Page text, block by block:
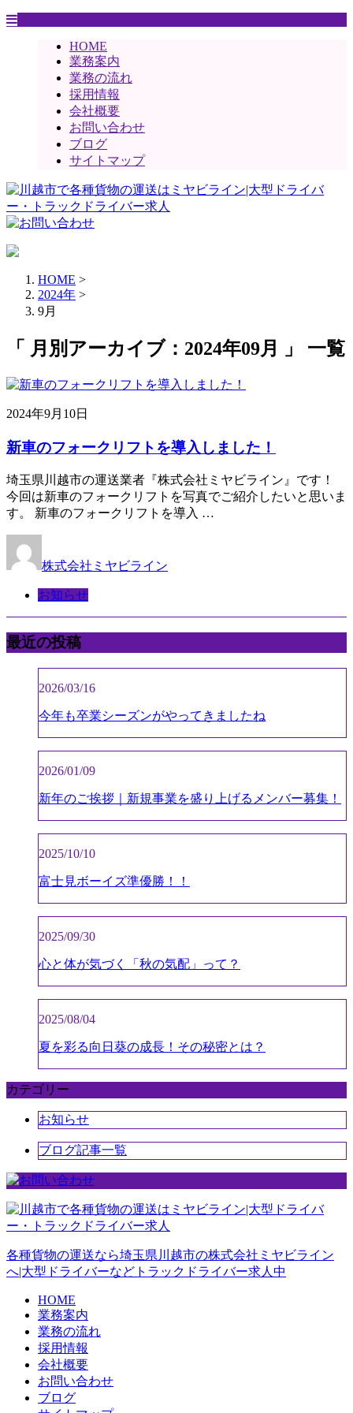
HOME
業務案内
業務の流れ
採用情報
会社概要
お問い合わせ
ブログ
サイトマップ
HOME >
2024年 >
9月
「 月別アーカイブ：2024年09月 」 一覧
2024年9月10日
新車のフォークリフトを導入しました！
埼玉県川越市の運送業者『株式会社ミヤビライン』です！
今回は新車のフォークリフトを写真でご紹介したいと思いま
す。 新車のフォークリフトを導入 …
株式会社ミヤビライン
お知らせ
最近の投稿
2026/03/16
今年も卒業シーズンがやってきましたね
2026/01/09
新年のご挨拶｜新規事業を盛り上げるメンバー募集！
2025/10/10
富士見ボーイズ準優勝！！
2025/09/30
心と体が気づく「秋の気配」って？
2025/08/04
夏を彩る向日葵の成長！その秘密とは？
カテゴリー
お知らせ
ブログ記事一覧
各種貨物の運送なら埼玉県川越市の株式会社ミヤビライン
へ|大型ドライバーなどトラックドライバー求人中
HOME
業務案内
業務の流れ
採用情報
会社概要
お問い合わせ
ブログ